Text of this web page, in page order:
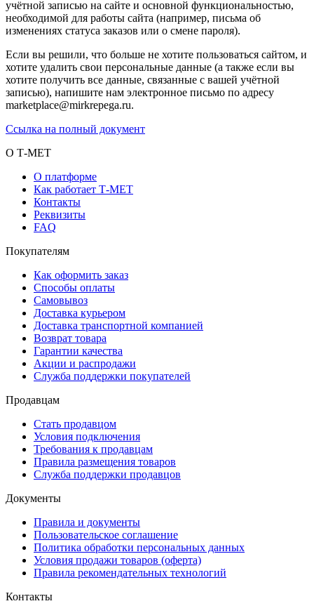
учётной записью на сайте и основной функциональностью,
необходимой для работы сайта (например, письма об
изменениях статуса заказов или о смене пароля).
Если вы решили, что больше не хотите пользоваться сайтом, и
хотите удалить свои персональные данные (а также если вы
хотите получить все данные, связанные с вашей учётной
записью), напишите нам электронное письмо по адресу
marketplace@mirkrepega.ru.
Ссылка на полный документ
О Т-МЕТ
О платформе
Как работает Т-МЕТ
Контакты
Реквизиты
FAQ
Покупателям
Как оформить заказ
Способы оплаты
Самовывоз
Доставка курьером
Доставка транспортной компанией
Возврат товара
Гарантии качества
Акции и распродажи
Служба поддержки покупателей
Продавцам
Стать продавцом
Условия подключения
Требования к продавцам
Правила размещения товаров
Служба поддержки продавцов
Документы
Правила и документы
Пользовательское соглашение
Политика обработки персональных данных
Условия продажи товаров (оферта)
Правила рекомендательных технологий
Контакты